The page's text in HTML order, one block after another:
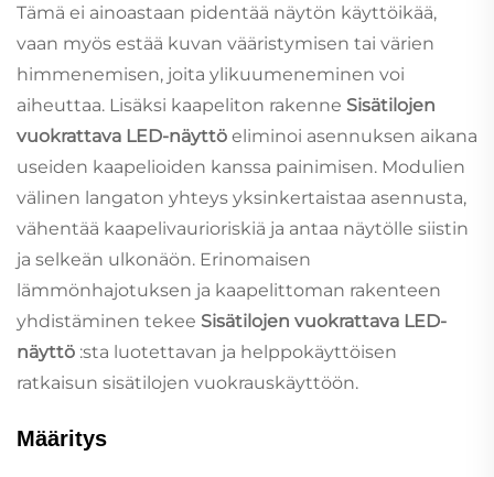
Tämä ei ainoastaan pidentää näytön käyttöikää,
vaan myös estää kuvan vääristymisen tai värien
himmenemisen, joita ylikuumeneminen voi
aiheuttaa. Lisäksi kaapeliton rakenne Sisätilojen
vuokrattava LED-näyttö eliminoi asennuksen aikana
useiden kaapelioiden kanssa painimisen. Modulien
välinen langaton yhteys yksinkertaistaa asennusta,
vähentää kaapelivaurioriskiä ja antaa näytölle siistin
ja selkeän ulkonäön. Erinomaisen
lämmönhajotuksen ja kaapelittoman rakenteen
yhdistäminen tekee Sisätilojen vuokrattava LED-
näyttö :sta luotettavan ja helppokäyttöisen
ratkaisun sisätilojen vuokrauskäyttöön.
Määritys